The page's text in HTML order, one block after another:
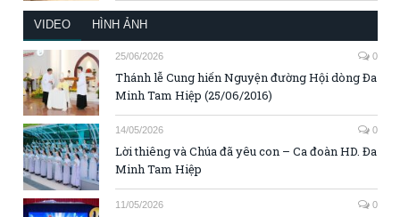
VIDEO HÌNH ẢNH
25/06/2026 0
Thánh lễ Cung hiến Nguyện đường Hội dòng Đa
Minh Tam Hiệp (25/06/2016)
14/05/2026 0
Lời thiêng và Chúa đã yêu con – Ca đoàn HD. Đa
Minh Tam Hiệp
11/05/2026 0